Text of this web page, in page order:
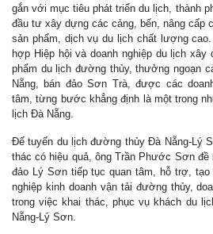
gắn với mục tiêu phát triển du lịch, thành
đầu tư xây dựng các cảng, bến, nâng cấp
sản phẩm, dịch vụ du lịch chất lượng
hợp Hiệp hội và doanh nghiệp du lịch
phẩm du lịch đường thủy, thưởng ngoạn
Nẵng, bán đảo Sơn Trà, được các
tâm, từng bước khẳng định là một trong
lịch Đà Nẵng.
Để tuyến du lịch đường thủy Đà Nẵng-Lý
thác có hiệu quả, ông Trần Phước Sơn đề
đảo Lý Sơn tiếp tục quan tâm, hỗ trợ, tạo
nghiệp kinh doanh vận tải đường thủy,
trong việc khai thác, phục vụ khách du
Nẵng-Lý Sơn.